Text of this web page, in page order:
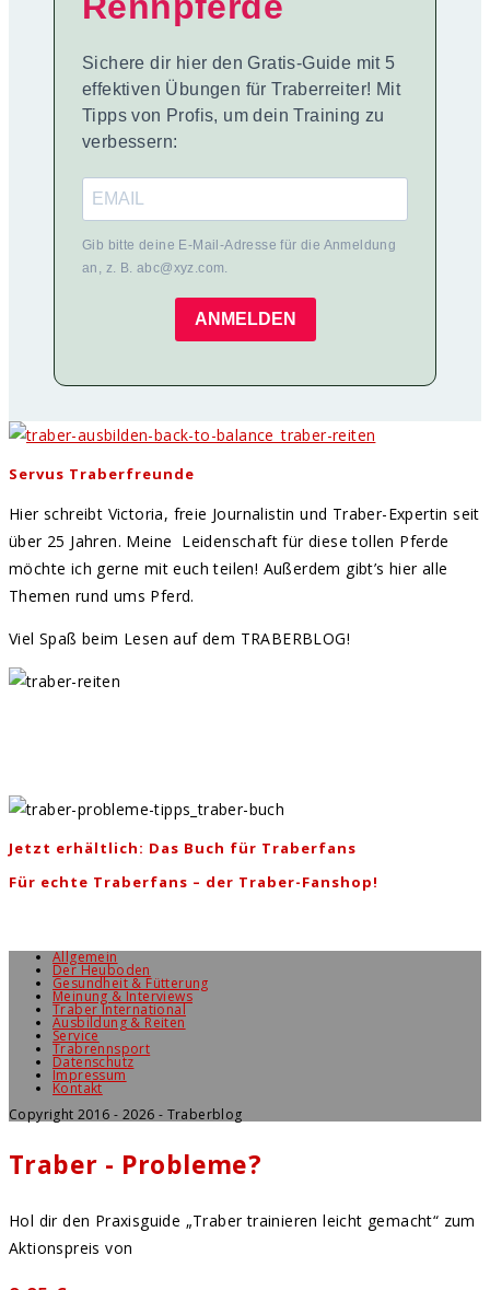
Sichere dir hier den Gratis-Guide mit 5
effektiven Übungen für Traberreiter! Mit
Tipps von Profis, um dein Training zu
verbessern:
Gib bitte deine E-Mail-Adresse für die Anmeldung
an, z. B. abc@xyz.com.
ANMELDEN
Servus Traberfreunde
Hier schreibt Victoria, freie Journalistin und Traber-Expertin seit
über 25 Jahren. Meine Leidenschaft für diese tollen Pferde
möchte ich gerne mit euch teilen! Außerdem gibt’s hier alle
Themen rund ums Pferd.
Viel Spaß beim Lesen auf dem TRABERBLOG!
Jetzt erhältlich: Das Buch für Traberfans
Für echte Traberfans – der Traber-Fanshop!
Allgemein
Der Heuboden
Gesundheit & Fütterung
Meinung & Interviews
Traber International
Ausbildung & Reiten
Service
Trabrennsport
Datenschutz
Impressum
Kontakt
Copyright 2016 - 2026 - Traberblog
Traber - Probleme?
Hol dir den Praxisguide „Traber trainieren leicht gemacht“ zum
Aktionspreis von